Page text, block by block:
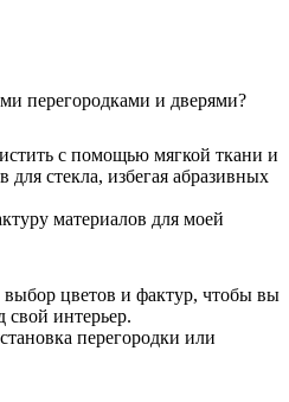
перегородками и дверями?
с помощью мягкой ткани и
для стекла, избегая абразивных
материалов для моей
цветов и фактур, чтобы вы
свой интерьер.
перегородки или